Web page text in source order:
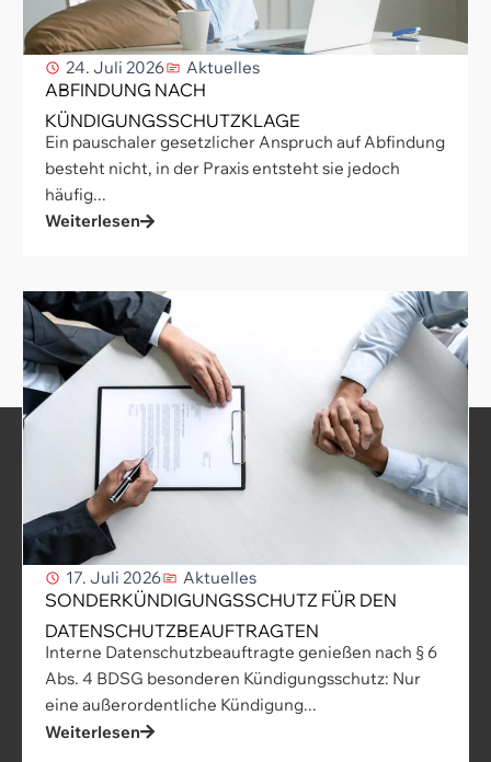
24. Juli 2026 Aktuelles
ABFINDUNG NACH
KÜNDIGUNGSSCHUTZKLAGE
Ein pauschaler gesetzlicher Anspruch auf Abfindung
besteht nicht, in der Praxis entsteht sie jedoch
häufig...
Weiterlesen
17. Juli 2026 Aktuelles
SONDERKÜNDIGUNGSSCHUTZ FÜR DEN
DATENSCHUTZBEAUFTRAGTEN
Interne Datenschutzbeauftragte genießen nach § 6
Abs. 4 BDSG besonderen Kündigungsschutz: Nur
eine außerordentliche Kündigung...
Weiterlesen